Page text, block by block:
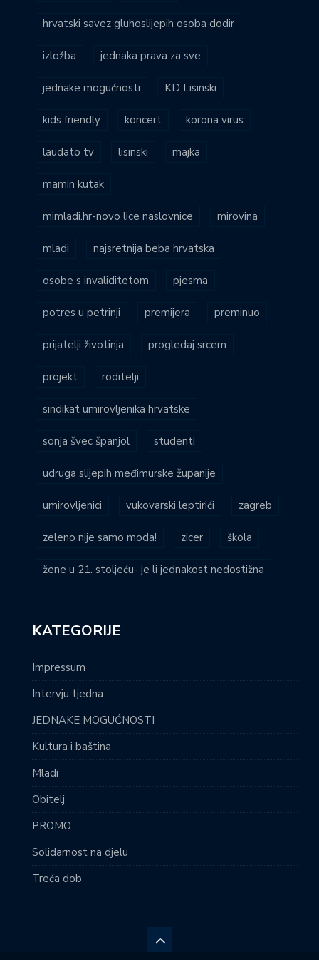
hrvatski savez gluhoslijepih osoba dodir
izložba jednaka prava za sve
jednake mogućnosti KD Lisinski
kids friendly koncert korona virus
laudato tv lisinski majka
mamin kutak
mimladi.hr-novo lice naslovnice mirovina
mladi najsretnija beba hrvatska
osobe s invaliditetom pjesma
potres u petrinji premijera preminuo
prijatelji životinja progledaj srcem
projekt roditelji
sindikat umirovljenika hrvatske
sonja švec španjol studenti
udruga slijepih međimurske županije
umirovljenici vukovarski leptirići zagreb
zeleno nije samo moda! zicer škola
žene u 21. stoljeću- je li jednakost nedostižna
KATEGORIJE
Impressum
Intervju tjedna
JEDNAKE MOGUĆNOSTI
Kultura i baština
Mladi
Obitelj
PROMO
Solidarnost na djelu
Treća dob